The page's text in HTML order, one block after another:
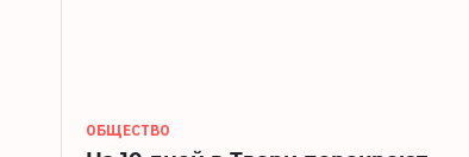
ОБЩЕСТВО